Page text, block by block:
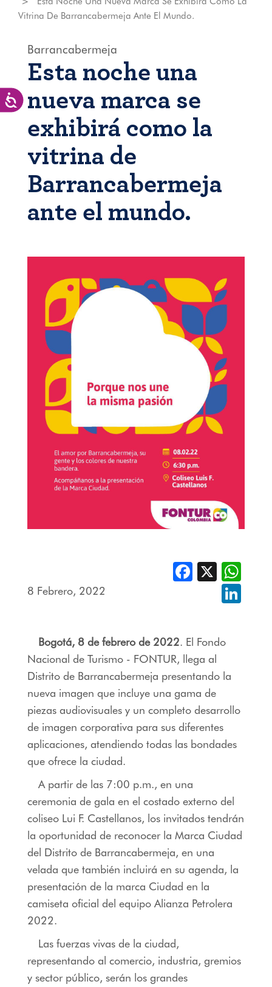
Accesibilidad
Vitrina De Barrancabermeja Ante El Mundo.
Barrancabermeja
Esta noche una
nueva marca se
exhibirá como la
vitrina de
Barrancabermeja
ante el mundo.
8 Febrero, 2022
Facebook
X
Bogotá, 8 de febrero de 2022. El Fondo
Nacional de Turismo - FONTUR, llega al
Distrito de Barrancabermeja presentando la
nueva imagen que incluye una gama de
piezas audiovisuales y un completo desarrollo
de imagen corporativa para sus diferentes
aplicaciones, atendiendo todas las bondades
que ofrece la ciudad.
A partir de las 7:00 p.m., en una
ceremonia de gala en el costado externo del
coliseo Lui F. Castellanos, los invitados tendrán
la oportunidad de reconocer la Marca Ciudad
del Distrito de Barrancabermeja, en una
velada que también incluirá en su agenda, la
presentación de la marca Ciudad en la
camiseta oficial del equipo Alianza Petrolera
2022.
Las fuerzas vivas de la ciudad,
representando al comercio, industria, gremios
y sector público, serán los grandes